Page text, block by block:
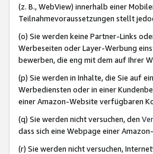
(z. B., WebView) innerhalb einer
Teilnahmevoraussetzungen stellt
(o) Sie werden keine Partner-Links
Werbeseiten oder Layer-Werbung
bewerben, die eng mit dem auf Ihrer
(p) Sie werden in Inhalte, die Sie auf
Werbediensten oder in einer
einer Amazon-Website verfügbaren
(q) Sie werden nicht versuchen, den
dass sich eine Webpage einer
(r) Sie werden nicht versuchen,